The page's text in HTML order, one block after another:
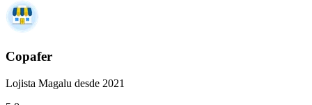
Copafer
Lojista Magalu desde 2021